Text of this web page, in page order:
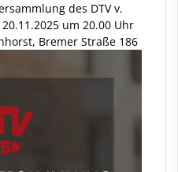
des DTV v.
um 20.00 Uhr
Bremer Straße 186